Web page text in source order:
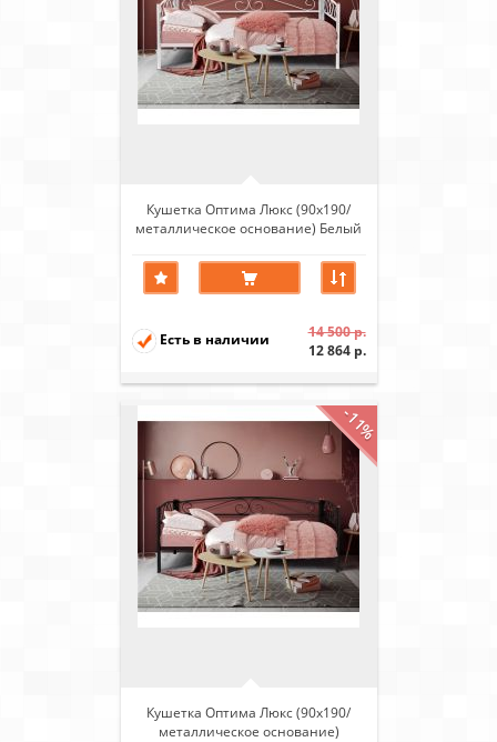
Кушетка Оптима Люкс (90х190/
металлическое основание) Белый
Есть в наличии
14 500 р.
12 864 р.
-11%
Кушетка Оптима Люкс (90х190/
металлическое основание)